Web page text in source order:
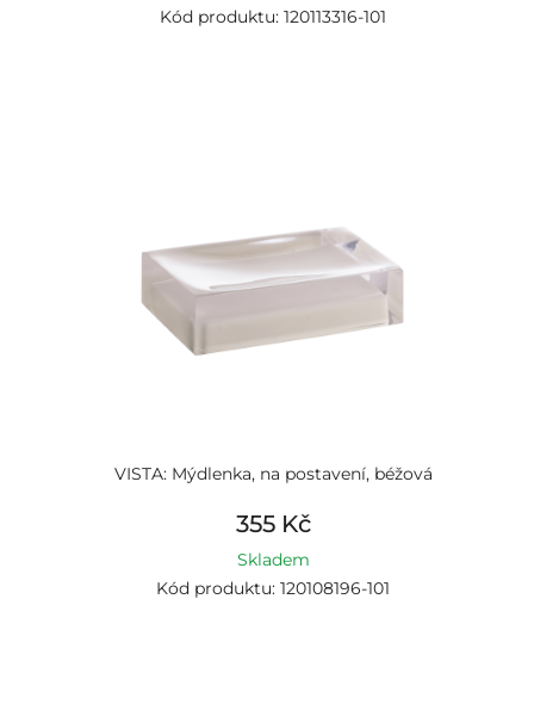
Kód produktu: 120113316-101
VISTA: Mýdlenka, na postavení, béžová
355 Kč
Skladem
Kód produktu: 120108196-101